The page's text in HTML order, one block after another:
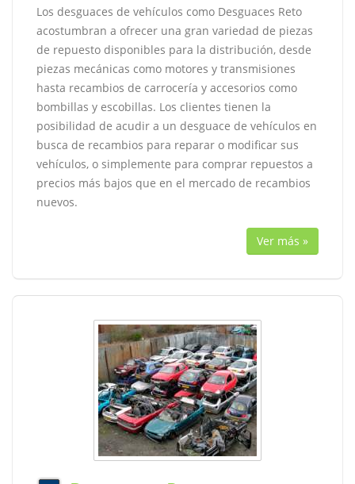
Los desguaces de vehículos como Desguaces Reto
acostumbran a ofrecer una gran variedad de piezas
de repuesto disponibles para la distribución, desde
piezas mecánicas como motores y transmisiones
hasta recambios de carrocería y accesorios como
bombillas y escobillas. Los clientes tienen la
posibilidad de acudir a un desguace de vehículos en
busca de recambios para reparar o modificar sus
vehículos, o simplemente para comprar repuestos a
precios más bajos que en el mercado de recambios
nuevos.
Ver más »